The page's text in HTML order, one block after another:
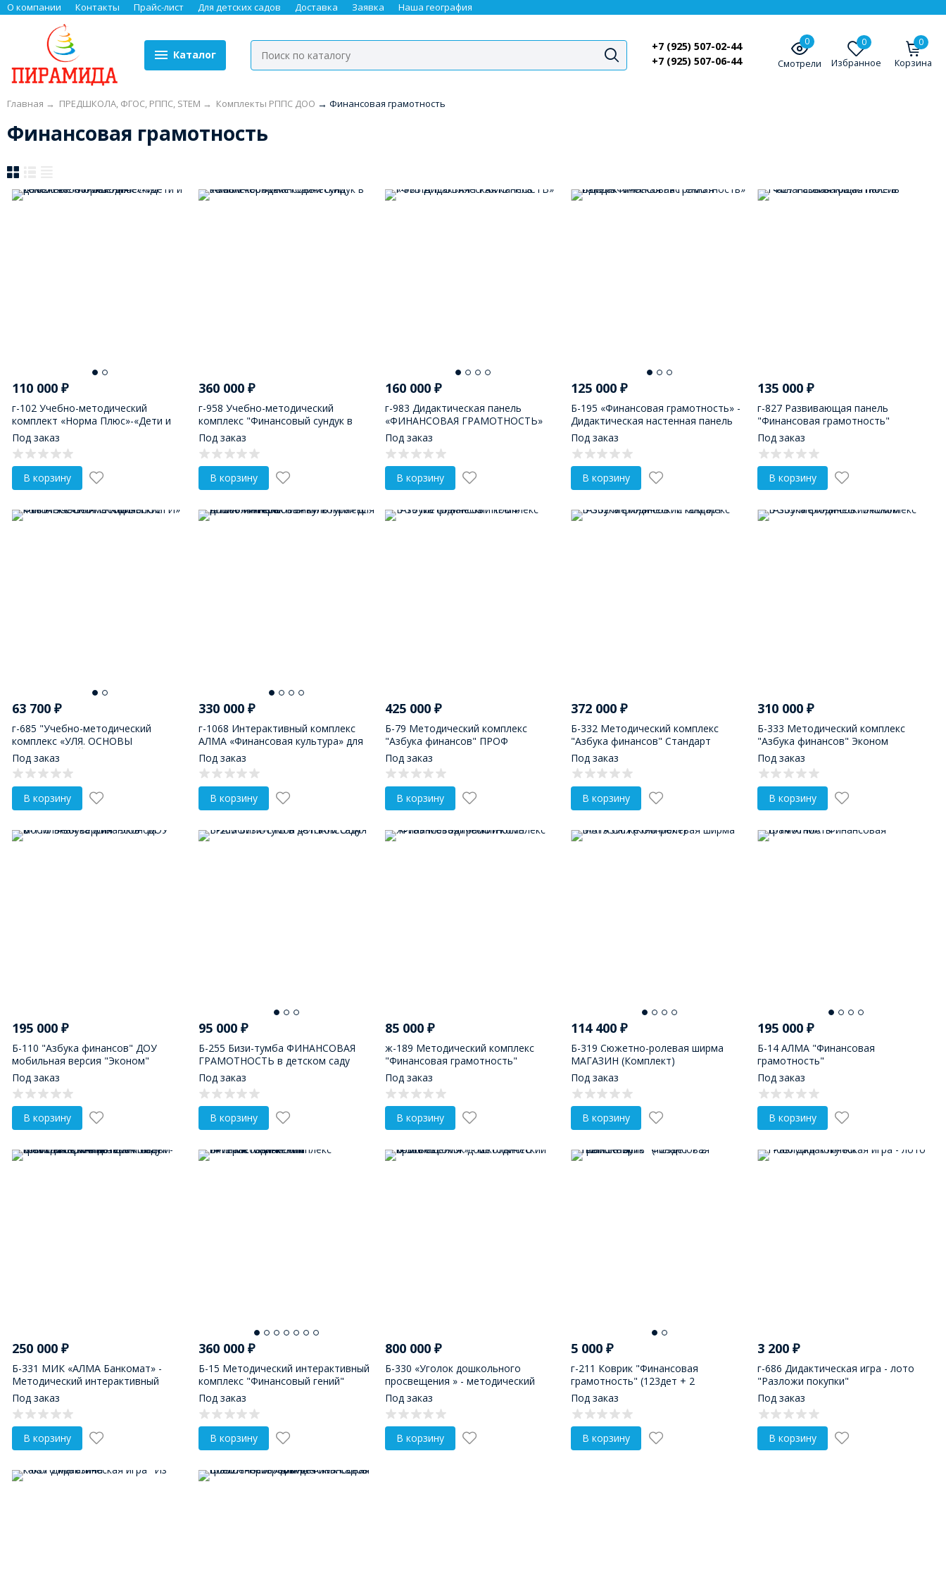
О компании Контакты Прайс-лист Для детских садов Доставка Заявка Наша география
Каталог
+7 (925) 507-02-44
+7 (925) 507-06-44
0
Смотрели
0
Избранное
0
Корзина
Главная → ПРЕДШКОЛА, ФГОС, РППС, STEM → Комплекты РППС ДОО → Финансовая грамотность
Финансовая грамотность
110 000 ₽
г-102 Учебно-методический
комплект «Норма Плюс»-«Дети и
денежные отношения»
Под заказ
В корзину
360 000 ₽
г-958 Учебно-методический
комплекс "Финансовый сундук в
Умном городе"
Под заказ
В корзину
160 000 ₽
г-983 Дидактическая панель
«ФИНАНСОВАЯ ГРАМОТНОСТЬ»
Под заказ
В корзину
125 000₽
Б-195 «Финансовая грамотность» -
Дидактическая настенная панель
Под заказ
В корзину
135 000₽
г-827 Развивающая панель
"Финансовая грамотность"
Под заказ
В корзину
63 700 ₽
г-685 "Учебно-методический
комплекс «УЛЯ. ОСНОВЫ
ФИНАНСОВОЙ ГРАМОТНОСТИ»"
Под заказ
В корзину
330 000 ₽
г-1068 Интерактивный комплекс
АЛМА «Финансовая культура» для
дошкольников
Под заказ
В корзину
425 000 ₽
Б-79 Методический комплекс
"Азбука финансов" ПРОФ
Под заказ
В корзину
372 000₽
Б-332 Методический комплекс
"Азбука финансов" Стандарт
Под заказ
В корзину
310 000₽
Б-333 Методический комплекс
"Азбука финансов" Эконом
Под заказ
В корзину
195 000 ₽
Б-110 "Азбука финансов" ДОУ
мобильная версия "Эконом"
Под заказ
В корзину
95 000 ₽
Б-255 Бизи-тумба ФИНАНСОВАЯ
ГРАМОТНОСТЬ в детском саду
Под заказ
В корзину
85 000 ₽
ж-189 Методический комплекс
"Финансовая грамотность"
Под заказ
В корзину
114 400₽
Б-319 Сюжетно-ролевая ширма
МАГАЗИН (Комплект)
Под заказ
В корзину
195 000₽
Б-14 АЛМА "Финансовая
грамотность"
Под заказ
В корзину
250 000 ₽
Б-331 МИК «АЛМА Банкомат» -
Методический интерактивный
комплекс финансовой грамотности
в детском саду
Под заказ
В корзину
360 000 ₽
Б-15 Методический интерактивный
комплекс "Финансовый гений"
Под заказ
В корзину
800 000 ₽
Б-330 «Уголок дошкольного
просвещения » - методический
комплекс
Под заказ
В корзину
5 000₽
г-211 Коврик "Финансовая
грамотность" (123дет + 2
планшета)
Под заказ
В корзину
3 200₽
г-686 Дидактическая игра - лото
"Разложи покупки"
Под заказ
В корзину